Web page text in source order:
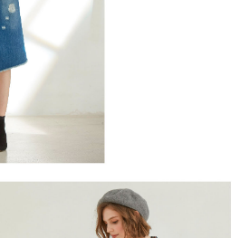
公司提供之「AFTEE先享後付」服務完成之交
提供個人資料，並將交易相關給付款項請求債
司。
請瀏覽以下網址：
得法定代理人或監護人之同意方可使用
同意申辦者引起之損失，本公司不負相關責
時，將依據個別帳號之用戶狀況，依本公司即
若仍有額度不足之情形，本公司將視審查結果
使用他人資訊註冊。若發現惡意使用之情形，
停止該用戶之使用額度並採取法律行動。